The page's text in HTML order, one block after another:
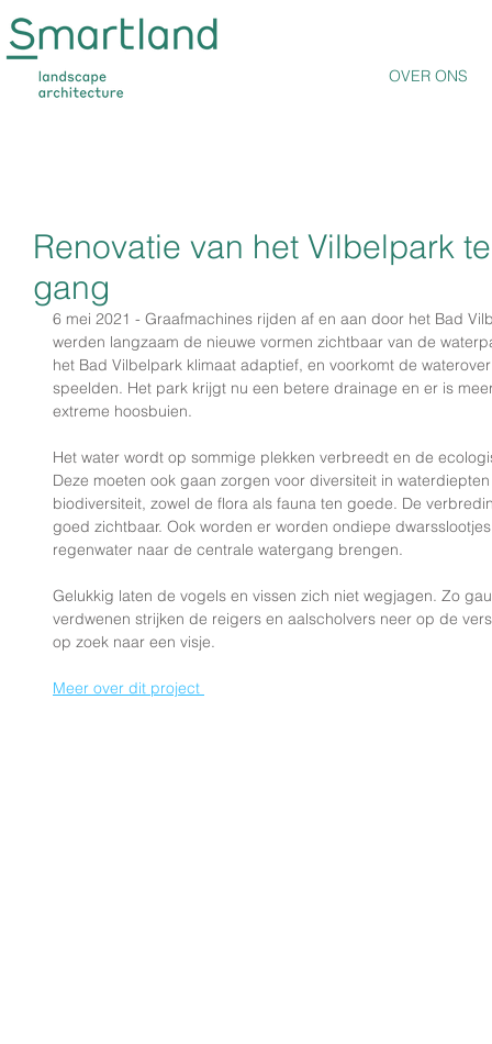
OVER ONS
Renovatie van het Vilbelpark
gang
6 mei 2021 - Graafmachines rijden af en aan door het Bad
werden langzaam de nieuwe vormen zichtbaar van de
het Bad Vilbelpark klimaat adaptief, en voorkomt de
speelden. Het park krijgt nu een betere drainage en er is
extreme hoosbuien.
Het water wordt op sommige plekken verbreedt en de
Deze moeten ook gaan zorgen voor diversiteit in
biodiversiteit, zowel de flora als fauna ten goede. De
goed zichtbaar. Ook worden er worden ondiepe
regenwater naar de centrale watergang brengen.
Gelukkig laten de vogels en vissen zich niet wegjagen. Zo
verdwenen strijken de reigers en aalscholvers neer op de
op zoek naar een visje.
Meer over dit project